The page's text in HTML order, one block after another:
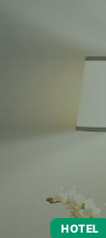
HOTEL